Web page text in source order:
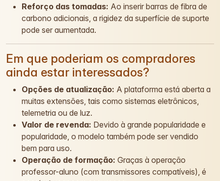
Reforço das tomadas: Ao inserir barras de fibra de
carbono adicionais, a rigidez da superfície de suporte
pode ser aumentada.
Em que poderiam os compradores
ainda estar interessados?
Opções de atualização: A plataforma está aberta a
muitas extensões, tais como sistemas eletrônicos,
telemetria ou de luz.
Valor de revenda: Devido à grande popularidade e
popularidade, o modelo também pode ser vendido
bem para uso.
Operação de formação: Graças à operação
professor-aluno (com transmissores compatíveis), é